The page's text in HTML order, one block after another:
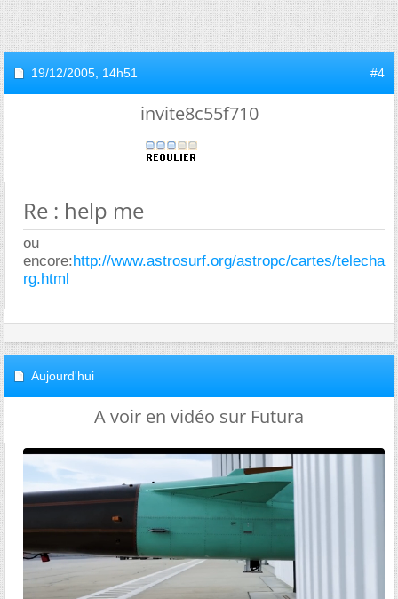
19/12/2005, 14h51 #4
invite8c55f710
Re : help me
ou
encore:http://www.astrosurf.org/astropc/cartes/telecha
rg.html
Aujourd'hui
A voir en vidéo sur Futura